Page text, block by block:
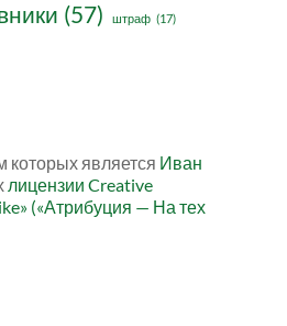
(57) штраф (17)
которых является Иван
лицензии Creative
(«Атрибуция — На тех